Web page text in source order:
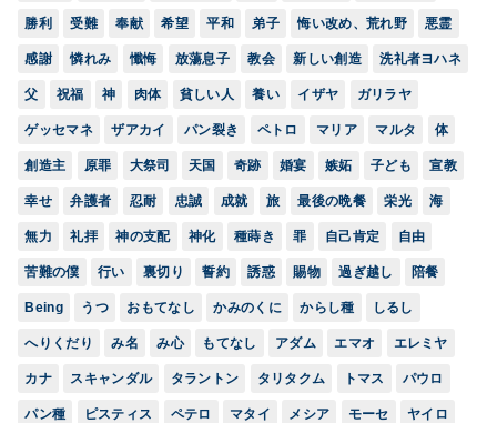
勝利 受難 奉献 希望 平和 弟子 悔い改め、荒れ野 悪霊
感謝 憐れみ 懺悔 放蕩息子 教会 新しい創造 洗礼者ヨハネ
父 祝福 神 肉体 貧しい人 養い イザヤ ガリラヤ
ゲッセマネ ザアカイ パン裂き ペトロ マリア マルタ 体
創造主 原罪 大祭司 天国 奇跡 婚宴 嫉妬 子ども 宣教
幸せ 弁護者 忍耐 忠誠 成就 旅 最後の晩餐 栄光 海
無力 礼拝 神の支配 神化 種蒔き 罪 自己肯定 自由
苦難の僕 行い 裏切り 誓約 誘惑 賜物 過ぎ越し 陪餐
Being うつ おもてなし かみのくに からし種 しるし
へりくだり み名 み心 もてなし アダム エマオ エレミヤ
カナ スキャンダル タラントン タリタクム トマス パウロ
パン種 ピスティス ペテロ マタイ メシア モーセ ヤイロ